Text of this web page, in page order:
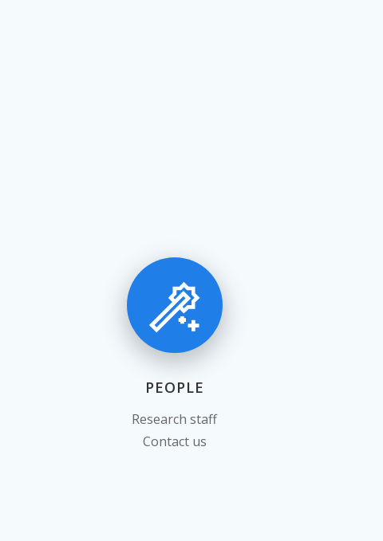
PEOPLE
Research staff
Contact us